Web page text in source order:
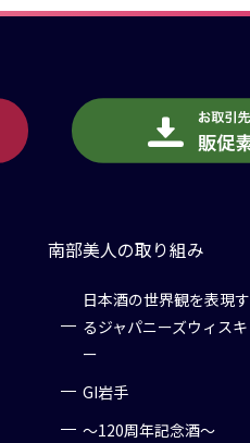
南部美人の取り組み
日本酒の世界観を表現す
るジャパニーズウィスキ
ー
GI岩手
～120周年記念酒～